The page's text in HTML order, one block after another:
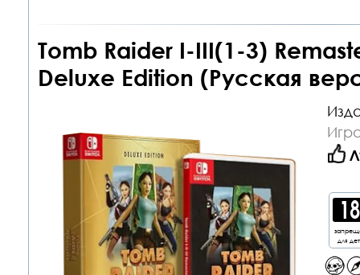
Tomb Raider I-III(1-3)
Deluxe Edition (Русская
для